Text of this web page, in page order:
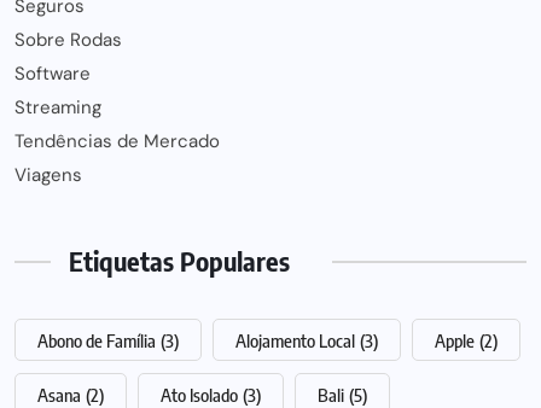
Seguros
Sobre Rodas
Software
Streaming
Tendências de Mercado
Viagens
Etiquetas Populares
Abono de Família (3) Alojamento Local (3) Apple (2)
Asana (2) Ato Isolado (3) Bali (5)